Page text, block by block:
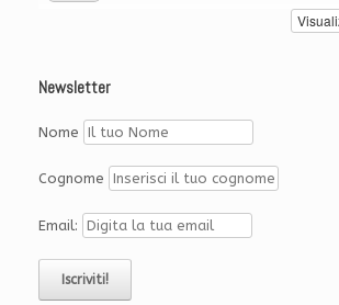
Newsletter
Nome
Cognome
Email: